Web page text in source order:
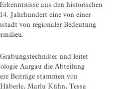
aus den historischen
Jahrhundert eine von einer
von regionaler Bedeutung
und leitet
Aargau die Abteilung
Beiträge stammen von
Marlu Kühn, Tessa